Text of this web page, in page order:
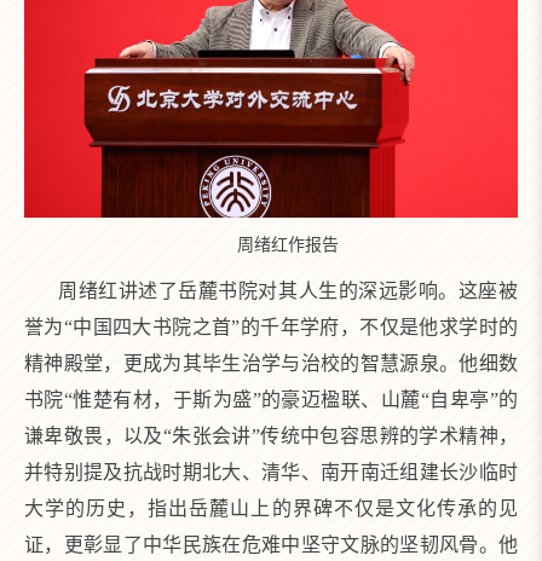
周绪红作报告
周绪红讲述了岳麓书院对其人生的深远影响。这座被
誉为“中国四大书院之首”的千年学府，不仅是他求学时的
精神殿堂，更成为其毕生治学与治校的智慧源泉。他细数
书院“惟楚有材，于斯为盛”的豪迈楹联、山麓“自卑亭”的
谦卑敬畏，以及“朱张会讲”传统中包容思辨的学术精神，
并特别提及抗战时期北大、清华、南开南迁组建长沙临时
大学的历史，指出岳麓山上的界碑不仅是文化传承的见
证，更彰显了中华民族在危难中坚守文脉的坚韧风骨。他